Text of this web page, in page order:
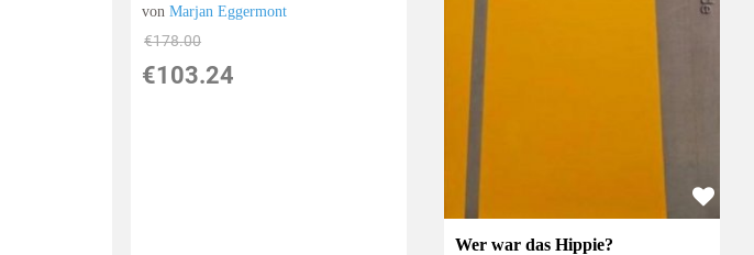
vonMarjan Eggermont
€178.00
€103.24
Wer war das Hippie?